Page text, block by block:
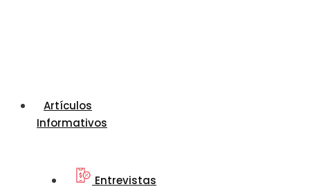
Artículos
Informativos
Entrevistas